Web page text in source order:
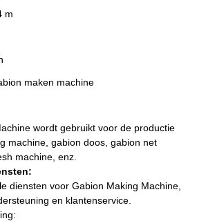
m
maken machine
wordt gebruikt voor de productie
machine, gabion doos, gabion net
machine, enz.
diensten voor Gabion Making Machine,
en klantenservice.